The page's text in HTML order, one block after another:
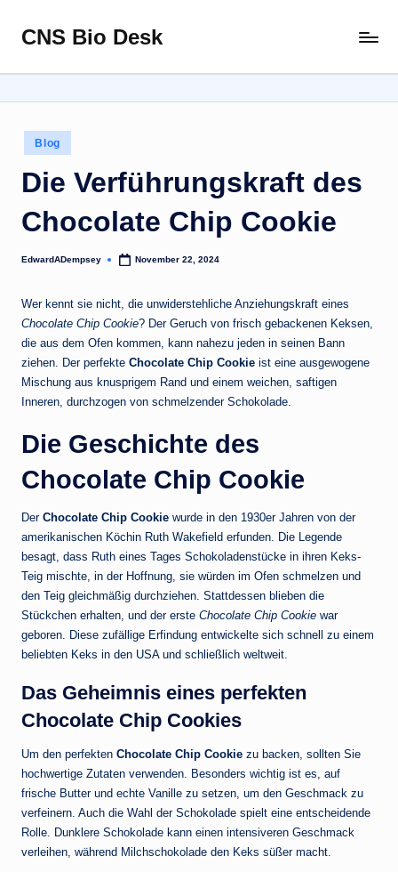
Skip
content
CNS Bio Desk
Life
Story
Posted
in
Blog
Die Verführungskraft des
Chocolate Chip Cookie
Posted
EdwardADempsey November 22, 2024
Wer kennt sie nicht, die unwiderstehliche Anziehungskraft eines
Chocolate Chip Cookie? Der Geruch von frisch gebackenen Keksen,
die aus dem Ofen kommen, kann nahezu jeden in seinen Bann
ziehen. Der perfekte Chocolate Chip Cookie ist eine ausgewogene
Mischung aus knusprigem Rand und einem weichen, saftigen
Inneren, durchzogen von schmelzender Schokolade.
Die Geschichte des
Chocolate Chip Cookie
Der Chocolate Chip Cookie wurde in den 1930er Jahren von der
amerikanischen Köchin Ruth Wakefield erfunden. Die Legende
besagt, dass Ruth eines Tages Schokoladenstücke in ihren Keks-
Teig mischte, in der Hoffnung, sie würden im Ofen schmelzen und
den Teig gleichmäßig durchziehen. Stattdessen blieben die
Stückchen erhalten, und der erste Chocolate Chip Cookie war
geboren. Diese zufällige Erfindung entwickelte sich schnell zu einem
beliebten Keks in den USA und schließlich weltweit.
Das Geheimnis eines perfekten
Chocolate Chip Cookies
Um den perfekten Chocolate Chip Cookie zu backen, sollten Sie
hochwertige Zutaten verwenden. Besonders wichtig ist es, auf
frische Butter und echte Vanille zu setzen, um den Geschmack zu
verfeinern. Auch die Wahl der Schokolade spielt eine entscheidende
Rolle. Dunklere Schokolade kann einen intensiveren Geschmack
verleihen, während Milchschokolade den Keks süßer macht.